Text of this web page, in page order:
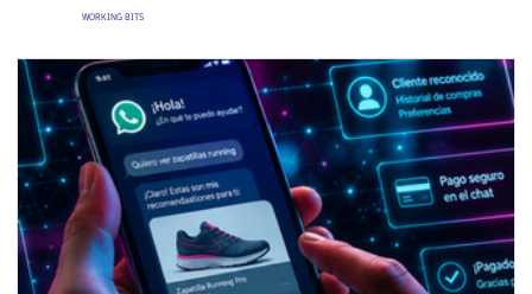
WORKING BITS